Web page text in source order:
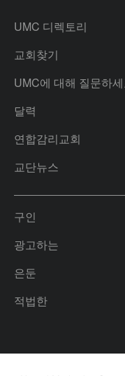
UMC 디렉토리
교회찾기
UMC에 대해 질문하
달력
연합감리교회
교단뉴스
구인
광고하는
은둔
적법한